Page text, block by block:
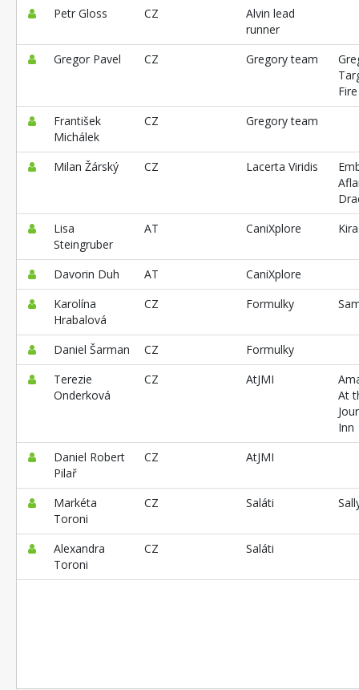
Petr Gloss CZ
Alvin lead
runner
Gregor Pavel
CZ Gregory team
Fire
František
Michálek
CZ Gregory team
Milan Žárský CZ Lacerta Viridis
Lisa
Steingruber
AT CaniXplore Kira
Davorin Duh AT
CaniXplore
Karolína
Hrabalová
CZ Formulky
Daniel Šarman CZ
Formulky
Terezie
Onderková
CZ AtJMI
At
Inn
Daniel Robert
Pilař
CZ AtJMI
Markéta
Toroni
CZ Saláti
Alexandra
Toroni
CZ Saláti